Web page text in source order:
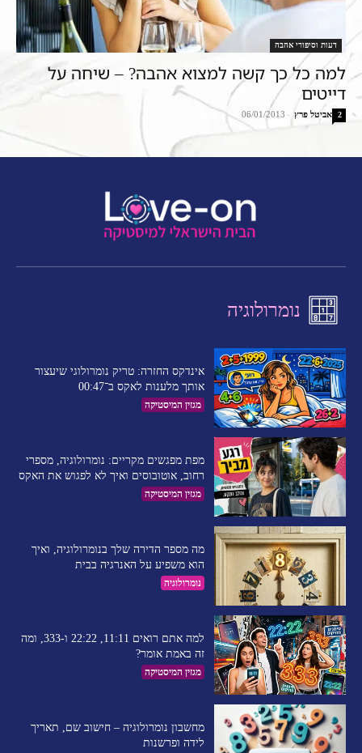
דעות וסיפורי אהבה
למה כל כך קשה למצוא אהבה? – שיחה על
דייטים
אביטל פרץ -
06/01/2013 2
נומרולוגיה
אינדקס החזרה: טריק נומרולוגי שיעצור
אותך מלענות לאקס ב־00:47
מגזין המיסטיקה
מפת מפגשים מקריים: נומרולוגיה, מספרי
רחוב, אוטובוסים ואיך לא לפגוש את האקס
מגזין המיסטיקה
מה מספר הדירה שלך בנומרולוגיה, ואיך
הוא משפיע על האנרגיה בבית
נומרולוגיה
למה אתם רואים 11:11, 22:22 ו-333, ומה
זה באמת אומר?
מגזין המיסטיקה
מחשבון נומרולוגיה – חישוב שם, תאריך
לידה ופרשנות